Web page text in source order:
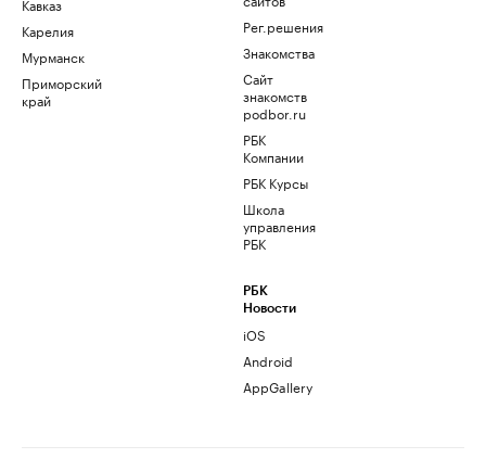
Кавказ
Карелия
Мурманск
Приморский
край
Рег.решения
Знакомства
Сайт
знакомств
podbor.ru
РБК
Компании
РБК Курсы
Школа
управления
РБК
РБК
Новости
iOS
Android
AppGallery